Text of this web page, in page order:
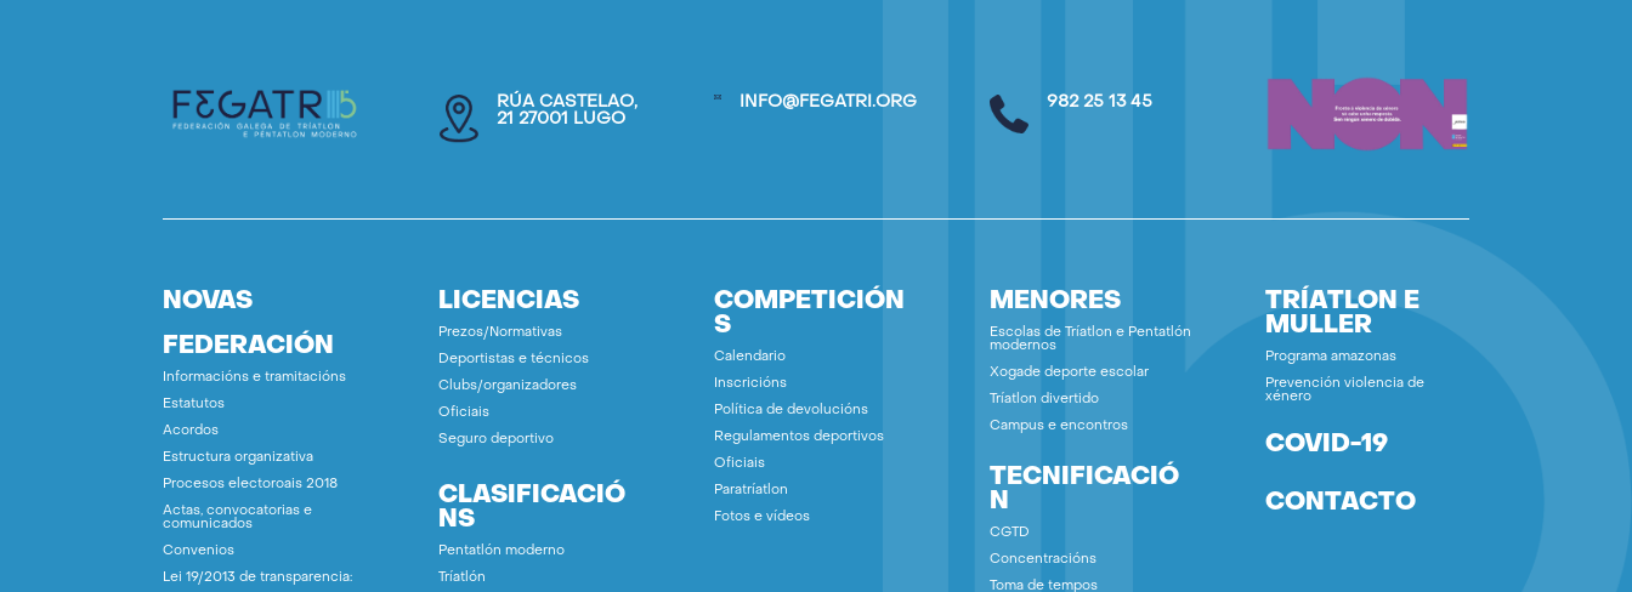
RÚA CASTELAO,
21 27001 LUGO
INFO@FEGATRI.ORG 982 25 13 45
NOVAS
FEDERACIÓN
Informacións e tramitacións
Estatutos
Acordos
Estructura organizativa
Procesos electoroais 2018
Actas, convocatorias e
comunicados
Convenios
Lei 19/2013 de transparencia:
LICENCIAS
Prezos/Normativas
Deportistas e técnicos
Clubs/organizadores
Oficiais
Seguro deportivo
CLASIFICACIÓ
NS
Pentatlón moderno
Tríatlón
COMPETICIÓN
S
Calendario
Inscricións
Política de devolucións
Regulamentos deportivos
Oficiais
Paratríatlon
Fotos e vídeos
MENORES
Escolas de Tríatlon e Pentatlón
modernos
Xogade deporte escolar
Tríatlon divertido
Campus e encontros
TECNIFICACIÓ
N
CGTD
Concentracións
Toma de tempos
TRÍATLON E
MULLER
Programa amazonas
Prevención violencia de
xénero
COVID-19
CONTACTO